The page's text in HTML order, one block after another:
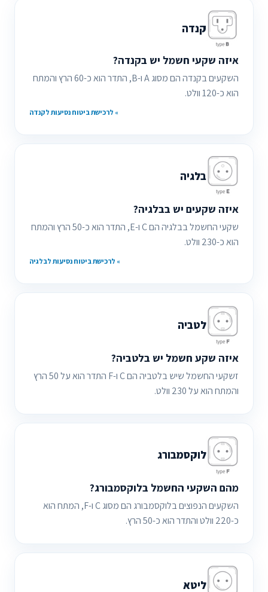
קנדה
איזה שקעי חשמל יש בקנדה?
השקעים בקנדה הם מסוג A ו-B, התדר הוא כ-60 הרץ והמתח
הוא כ-120 וולט.
» לרכישת ביטוח נסיעות לקנדה
בלגיה
איזה שקעים יש בבלגיה?
שקעי החשמל בבלגיה הם C ו-E, התדר הוא כ-50 הרץ והמתח
הוא כ-230 וולט.
» לרכישת ביטוח נסיעות לבלגיה
לטביה
איזה שקע חשמל יש בלטביה?
זשקעי החשמל שיש בלטביה הם C ו-F התדר הוא על 50 הרץ
והמתח הוא על 230 וולט.
לוקסמבורג
מהם השקעי החשמל בלוקסמבורג?
השקעים הנפוצים בלוקסמבורג הם מסוג C ו-F, המתח הוא
כ-220 וולט והתדר הוא כ-50 הרץ.
ליטא